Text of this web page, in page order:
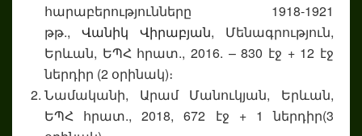
հարաբերությունները 1918-1921
թթ., Վանիկ Վիրաբյան, Մենագրություն,
Երևան, ԵՊՀ հրատ., 2016. – 830 էջ + 12 էջ
ներդիր (2 օրինակ)։
Նամականի, Արամ Մանուկյան, Երևան,
ԵՊՀ հրատ., 2018, 672 էջ + 1 ներդիր(3